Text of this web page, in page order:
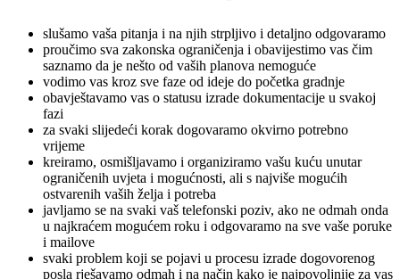
slušamo vaša pitanja i na njih strpljivo i detaljno odgovaramo
proučimo sva zakonska ograničenja i obavijestimo vas čim
saznamo da je nešto od vaših planova nemoguće
vodimo vas kroz sve faze od ideje do početka gradnje
obavještavamo vas o statusu izrade dokumentacije u svakoj
fazi
za svaki slijedeći korak dogovaramo okvirno potrebno
vrijeme
kreiramo, osmišljavamo i organiziramo vašu kuću unutar
ograničenih uvjeta i mogućnosti, ali s najviše mogućih
ostvarenih vaših želja i potreba
javljamo se na svaki vaš telefonski poziv, ako ne odmah onda
u najkraćem mogućem roku i odgovaramo na sve vaše poruke
i mailove
svaki problem koji se pojavi u procesu izrade dogovorenog
posla rješavamo odmah i na način kako je najpovoljnije za vas